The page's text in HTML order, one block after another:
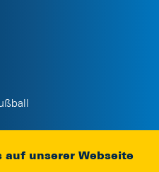
auf unserer Webseite